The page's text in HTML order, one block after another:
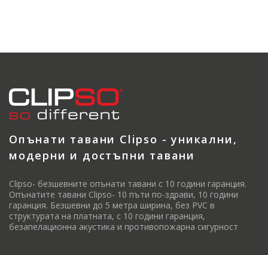
Опънати тавани Clipso - уникални,
модерни и достъпни тавани
Clipso- безшевните опънати тавани с 10 години гаранция.
Опънатите тавани Clipso- 10 пъти по-здрави, 10 години
гаранция. Безшевни до 5 метра ширина, без PVC в
структурата на платната, с 10 години гаранция,
безапелационна акустика и противопожарна сигурност